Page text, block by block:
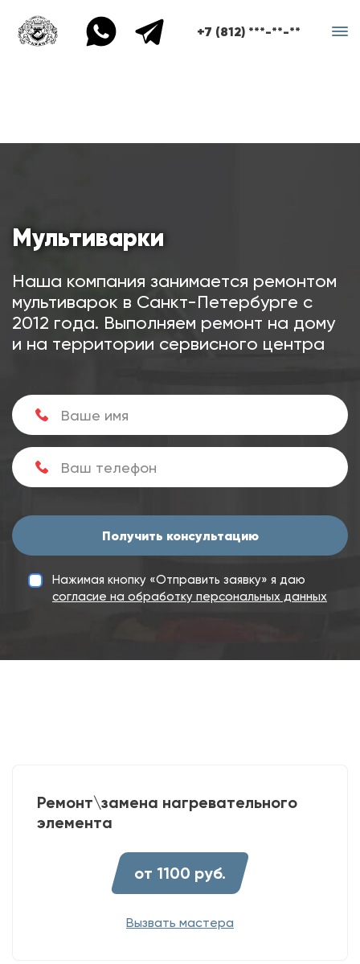
+7 (812) ***-**-**
Мультиварки
Наша компания занимается ремонтом
мультиварок в Санкт-Петербурге с
2012 года. Выполняем ремонт на дому
и на территории сервисного центра
Получить консультацию
Нажимая кнопку «Отправить заявку» я даю
согласие на обработку персональных данных
Ремонт\замена нагревательного
элемента
от 1100 руб.
Вызвать мастера